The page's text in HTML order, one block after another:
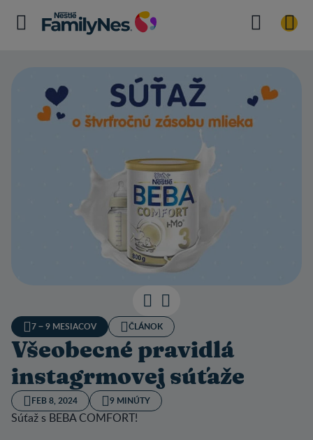
7 − 9 MESIACOV ČLÁNOK
Všeobecné pravidlá
instagrmovej súťaže
FEB 8, 2024 9 MINÚTY
Súťaž s BEBA COMFORT!